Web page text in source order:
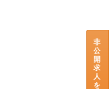
非
公
開
求
人
を